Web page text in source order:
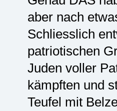
aber nach
Schliesslich
patriotischen
Juden voller
kämpften und
Teufel mit